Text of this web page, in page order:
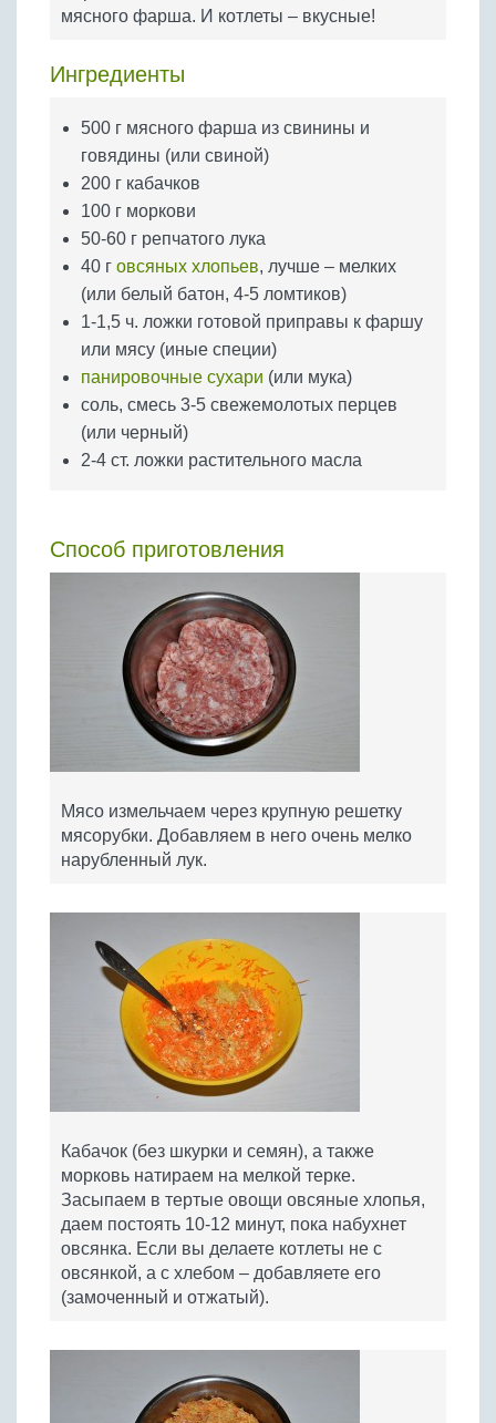
Бобовые
Крупы
мясного фарша. И котлеты – вкусные!
Ингредиенты
500 г мясного фарша из свинины и
говядины (или свиной)
200 г кабачков
100 г моркови
50-60 г репчатого лука
40 г овсяных хлопьев, лучше – мелких
(или белый батон, 4-5 ломтиков)
1-1,5 ч. ложки готовой приправы к фаршу
или мясу (иные специи)
панировочные сухари (или мука)
соль, смесь 3-5 свежемолотых перцев
(или черный)
2-4 ст. ложки растительного масла
Способ приготовления
Мясо измельчаем через крупную решетку
мясорубки. Добавляем в него очень мелко
нарубленный лук.
Кабачок (без шкурки и семян), а также
морковь натираем на мелкой терке.
Засыпаем в тертые овощи овсяные хлопья,
даем постоять 10-12 минут, пока набухнет
овсянка. Если вы делаете котлеты не с
овсянкой, а с хлебом – добавляете его
(замоченный и отжатый).